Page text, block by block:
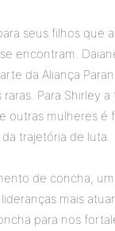
seus filhos que
encontram.
da Aliança
Para Shirley a
outras mulheres é
trajetória de luta.
de concha,
mais
para nos